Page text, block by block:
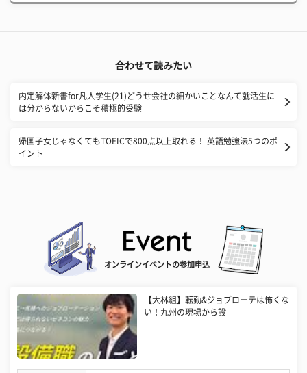
合わせて読みたい
内定解体新書for凡人学生(21)どうせ会社の細かいことなんて就活生に
は分からないからこそ積極的受験
帰国子女じゃなくてもTOEICで800点以上取れる！ 英語勉強法5つのポ
イント
オンラインイベントの参加申込
【大林組】転勤&ジョブローテは怖くな
い！九州の現場から設